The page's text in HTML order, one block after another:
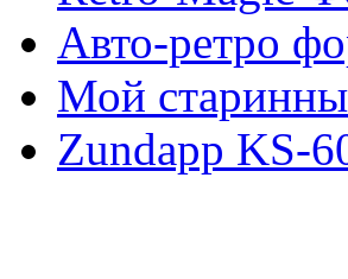
Авто-ретро
Мой
Zundapp KS-